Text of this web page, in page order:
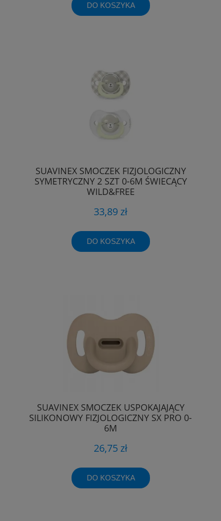
DO KOSZYKA
SUAVINEX SMOCZEK FIZJOLOGICZNY
SYMETRYCZNY 2 SZT 0-6M ŚWIECĄCY
WILD&FREE
33,89 zł
DO KOSZYKA
SUAVINEX SMOCZEK USPOKAJAJĄCY
SILIKONOWY FIZJOLOGICZNY SX PRO 0-
6M
26,75 zł
DO KOSZYKA